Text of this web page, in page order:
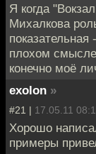
Я когда
Михалкова
плохом
конечно моё
exolon »
#21 | 17.05.11
Хорошо
примеры